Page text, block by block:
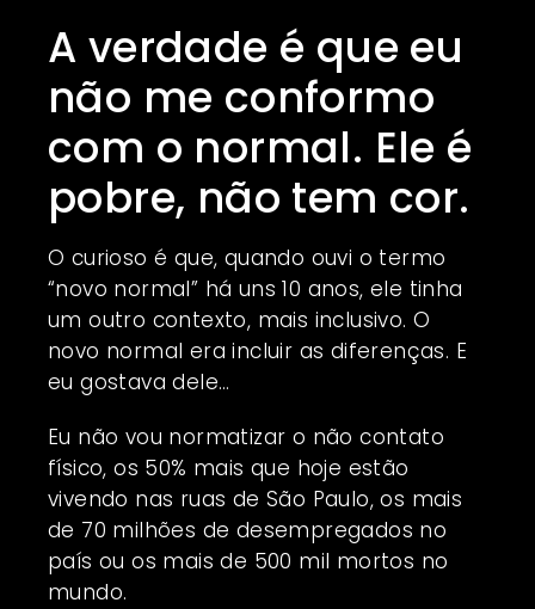
A verdade é que eu
não me conformo
com o normal. Ele é
pobre, não tem cor.
O curioso é que, quando ouvi o termo
“novo normal” há uns 10 anos, ele tinha
um outro contexto, mais inclusivo. O
novo normal era incluir as diferenças. E
eu gostava dele…
Eu não vou normatizar o não contato
físico, os 50% mais que hoje estão
vivendo nas ruas de São Paulo, os mais
de 70 milhões de desempregados no
país ou os mais de 500 mil mortos no
mundo.